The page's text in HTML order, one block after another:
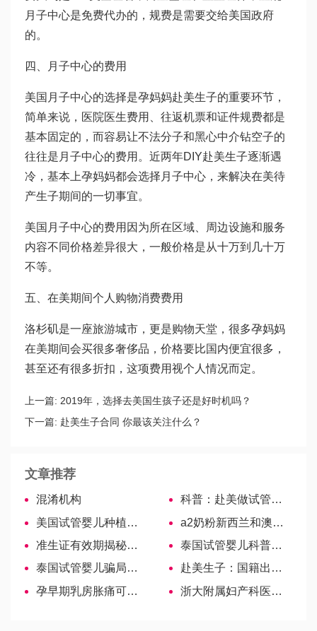
月子中心是免费代办的，规费是需要交给美国政府
的。
四、月子中心的费用
美国月子中心的选择是孕妈妈赴美生子的重要环节，
简单来说，医院医生费用、往返机票和证件规费都是
基本固定的，而容易让不法分子和黑心中介钻空子的
往往是月子中心的费用。近两年DIY赴美生子逐渐遇
冷，基本上孕妈妈都会选择月子中心，来解决在美待
产生子期间的一切事宜。
美国月子中心的费用因为所在区域、周边设施和服务
内容不同价格差异很大，一般价格是从十万到几十万
不等。
五、在美期间个人购物消费费用
洛杉矶是一座旅游城市，更是购物天堂，很多孕妈妈
在美期间会买很多奢侈品，价格要比国内便宜很多，
甚至还有很多折扣，这项费用视个人情况而定。
上一篇: 2019年，选择去美国生孩子还是好时机吗？
下一篇: 赴美生子合同 你最该关注什么？
文章推荐
混淆机构
科普：赴美做试管婴儿前吃叶酸的重要性是什么？
美国试管婴儿种植后卧床休息会提高成功率吗？
a2奶粉新西兰和澳洲哪个好？一目了然！
准生证有效期揭秘，不同地区不同！
泰国试管婴儿科普来啦！国外的胚胎可以拿回国移植吗？
泰国试管婴儿骗局大揭秘，那些被骗经历血泪史
赴美生子：国籍出生地原则会被修改吗？
孕早期乳房胀痛可看胎儿性别，只需3招可认清是男是女
浙大附属妇产科医院供精试管婴儿指引，2022购精流程及费用参考